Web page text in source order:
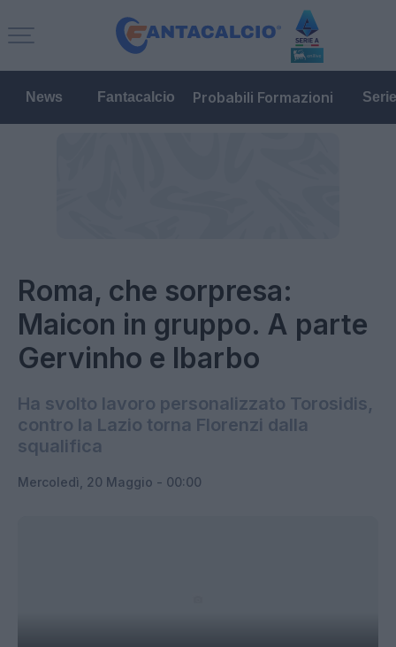
News Fantacalcio Probabili Formazioni
Roma, che sorpresa:
Maicon in gruppo. A parte
Gervinho e Ibarbo
Ha svolto lavoro personalizzato Torosidis,
contro la Lazio torna Florenzi dalla
squalifica
Mercoledì, 20 Maggio - 00:00